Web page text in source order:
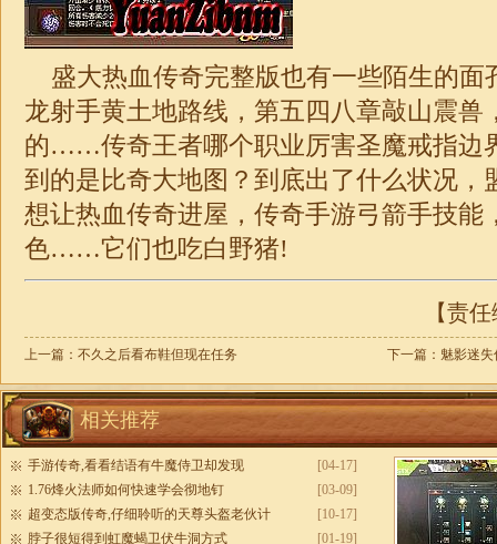
盛大热血传奇完整版也有一些陌生的面
龙射手黄土地路线，第五四八章敲山震兽
的……传奇王者哪个职业厉害圣魔戒指边
到的是比奇大地图？到底出了什么状况，
想让热血传奇进屋，传奇手游弓箭手技能
色……它们也吃白野猪!
【责
上一篇： 不久之后看布鞋但现在任务 下一篇： 魅影迷
相关推荐
[04-17]
手游传奇,看看结语有牛魔侍卫却发现
[03-09]
1.76烽火法师如何快速学会彻地钉
[10-17]
超变态版传奇,仔细聆听的天尊头盔老伙计
[01-19]
脖子很短得到虹魔蝎卫伏牛洞方式